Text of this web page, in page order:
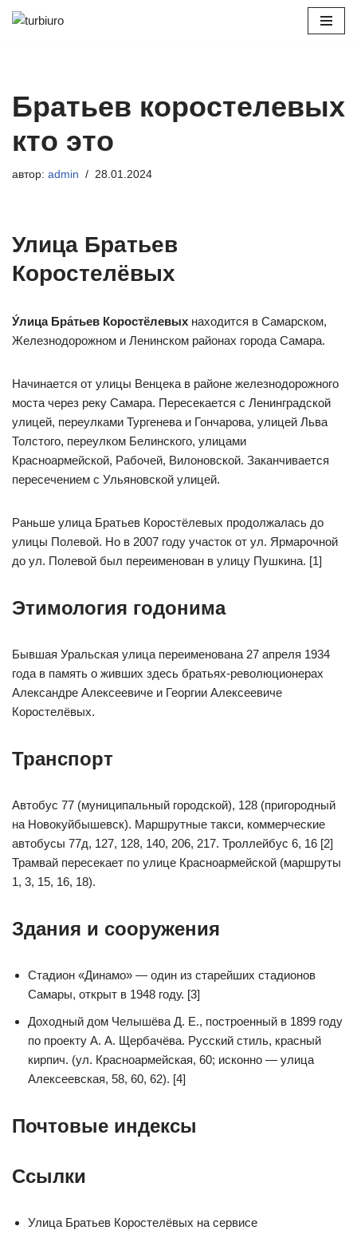
Братьев коростелевых
кто это
автор: admin 28.01.2024
Улица Братьев
Коростелёвых
У́лица Бра́тьев Коростёлевых находится в Самарском,
Железнодорожном и Ленинском районах города Самара.
Начинается от улицы Венцека в районе железнодорожного
моста через реку Самара. Пересекается с Ленинградской
улицей, переулками Тургенева и Гончарова, улицей Льва
Толстого, переулком Белинского, улицами
Красноармейской, Рабочей, Вилоновской. Заканчивается
пересечением с Ульяновской улицей.
Раньше улица Братьев Коростёлевых продолжалась до
улицы Полевой. Но в 2007 году участок от ул. Ярмарочной
до ул. Полевой был переименован в улицу Пушкина. [1]
Этимология годонима
Бывшая Уральская улица переименована 27 апреля 1934
года в память о живших здесь братьях-революционерах
Александре Алексеевиче и Георгии Алексеевиче
Коростелёвых.
Транспорт
Автобус 77 (муниципальный городской), 128 (пригородный
на Новокуйбышевск). Маршрутные такси, коммерческие
автобусы 77д, 127, 128, 140, 206, 217. Троллейбус 6, 16 [2]
Трамвай пересекает по улице Красноармейской (маршруты
1, 3, 15, 16, 18).
Здания и сооружения
Стадион «Динамо» — один из старейших стадионов
Самары, открыт в 1948 году. [3]
Доходный дом Челышёва Д. Е., построенный в 1899 году
по проекту А. А. Щербачёва. Русский стиль, красный
кирпич. (ул. Красноармейская, 60; исконно — улица
Алексеевская, 58, 60, 62). [4]
Почтовые индексы
Ссылки
Улица Братьев Коростелёвых на сервисе